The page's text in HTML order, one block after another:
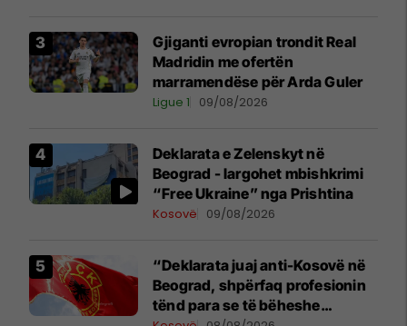
Gjiganti evropian trondit Real
Madridin me ofertën
marramendëse për Arda Guler
Ligue 1 09/08/2026
Deklarata e Zelenskyt në
Beograd - largohet mbishkrimi
“Free Ukraine” nga Prishtina
Kosovë 09/08/2026
“Deklarata juaj anti-Kosovë në
Beograd, shpërfaq profesionin
tënd para se të bëheshe